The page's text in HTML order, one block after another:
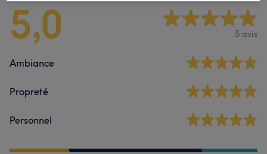
5,0 5 avis
Ambiance
Propreté
Personnel